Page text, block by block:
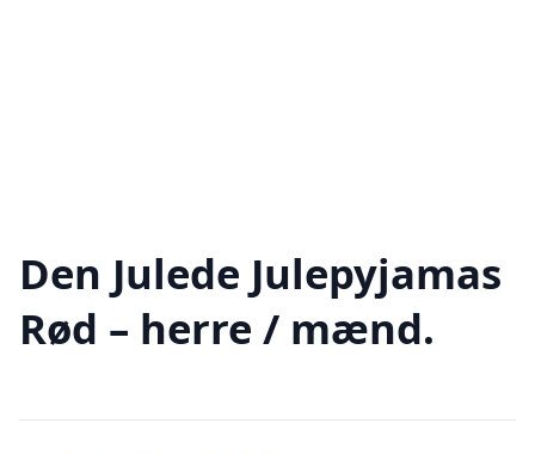
Den Julede Julepyjamas
Rød – herre / mænd.